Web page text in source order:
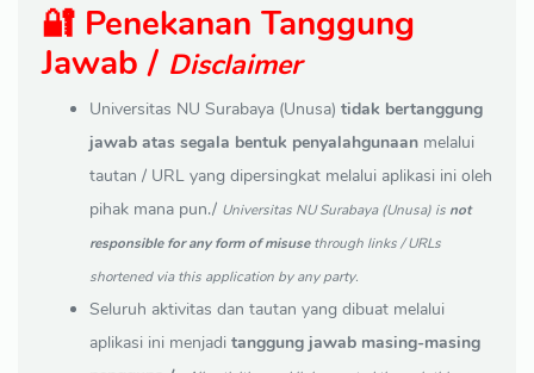
🔐 Penekanan Tanggung
Jawab / Disclaimer
Universitas NU Surabaya (Unusa) tidak bertanggung
jawab atas segala bentuk penyalahgunaan melalui
tautan / URL yang dipersingkat melalui aplikasi ini oleh
pihak mana pun./ Universitas NU Surabaya (Unusa) is not
responsible for any form of misusethrough links / URLs
shortened via this application by any party.
Seluruh aktivitas dan tautan yang dibuat melalui
aplikasi ini menjadi tanggung jawab masing-masing